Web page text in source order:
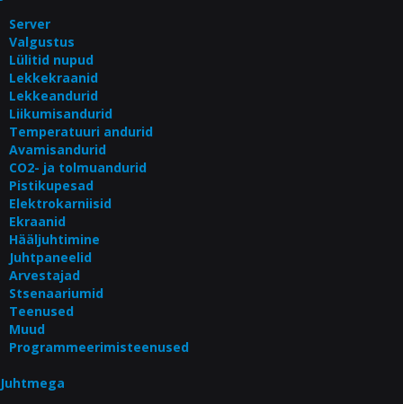
Server
Valgustus
Lülitid nupud
Lekkekraanid
Lekkeandurid
Liikumisandurid
Temperatuuri andurid
Avamisandurid
CO2- ja tolmuandurid
Pistikupesad
Elektrokarniisid
Ekraanid
Hääljuhtimine
Juhtpaneelid
Arvestajad
Stsenaariumid
Teenused
Muud
Programmeerimisteenused
Juhtmega